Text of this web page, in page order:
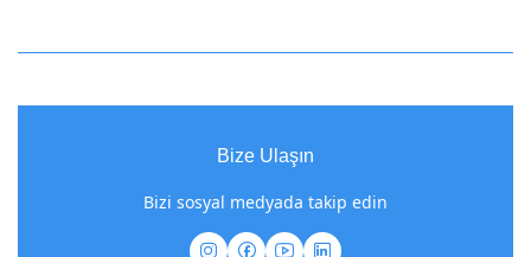
Bize Ulaşın
Bizi sosyal medyada takip edin